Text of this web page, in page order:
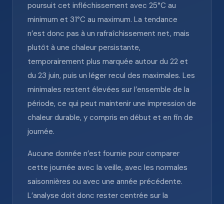
poursuit cet infléchissement avec 25°C au
minimum et 31°C au maximum. La tendance
n’est donc pas à un rafraîchissement net, mais
plutôt à une chaleur persistante,
temporairement plus marquée autour du 22 et
du 23 juin, puis un léger recul des maximales. Les
minimales restent élevées sur l’ensemble de la
période, ce qui peut maintenir une impression de
chaleur durable, y compris en début et en fin de
journée.
Aucune donnée n’est fournie pour comparer
cette journée avec la veille, avec les normales
saisonnières ou avec une année précédente.
L’analyse doit donc rester centrée sur la